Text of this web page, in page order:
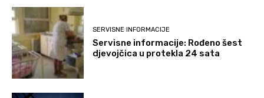
SERVISNE INFORMACIJE
Servisne informacije: Rođeno šest
djevojčica u protekla 24 sata